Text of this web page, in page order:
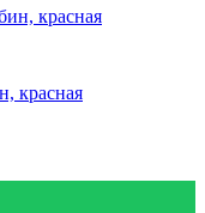
красная